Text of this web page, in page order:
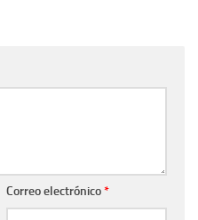
Correo electrónico*